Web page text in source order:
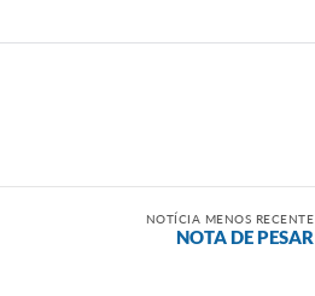
NOTÍCIA MENOS RECENTE
NOTA DE PESAR